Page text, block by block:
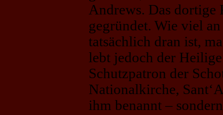
Andrews. Das dortige
gegründet. Wie viel
tatsächlich dran ist,
lebt jedoch der
Schutzpatron der
Nationalkirche,
ihm benannt –